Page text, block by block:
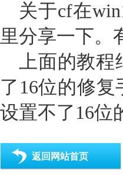
关于cf在
里分享一下。
上面的教程
了16位的修
设置不了16位
返回网站首页